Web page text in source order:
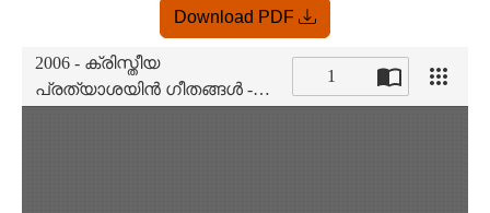
Download PDF